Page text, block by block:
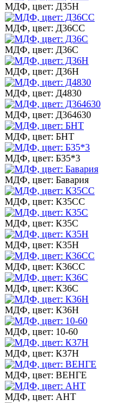
МДФ, цвет: Д35Н
МДФ, цвет: Д36СС
МДФ, цвет: Д36С
МДФ, цвет: Д36Н
МДФ, цвет: Д4830
МДФ, цвет: Д364630
МДФ, цвет: БНТ
МДФ, цвет: Б35*3
МДФ, цвет: Бавария
МДФ, цвет: К35СС
МДФ, цвет: К35С
МДФ, цвет: К35Н
МДФ, цвет: К36СС
МДФ, цвет: К36С
МДФ, цвет: К36Н
МДФ, цвет: 10-60
МДФ, цвет: К37Н
МДФ, цвет: ВЕНГЕ
МДФ, цвет: АНТ